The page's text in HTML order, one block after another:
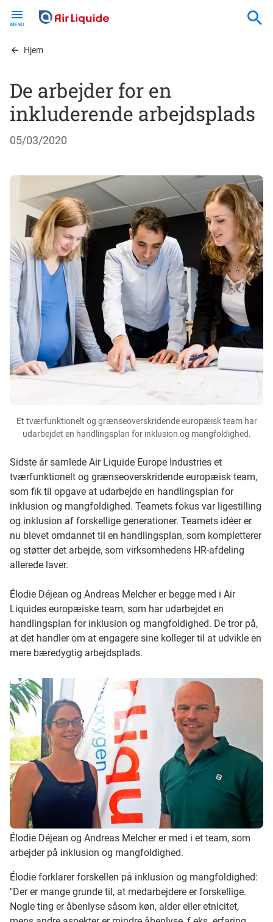
contentHjem
De arbejder for en
inkluderende arbejdsplads
05/03/2020
Et tværfunktionelt og grænseoverskridende europæisk team har
udarbejdet en handlingsplan for inklusion og mangfoldighed.
Sidste år samlede Air Liquide Europe Industries et
tværfunktionelt og grænseoverskridende europæisk team,
som fik til opgave at udarbejde en handlingsplan for
inklusion og mangfoldighed. Teamets fokus var ligestilling
og inklusion af forskellige generationer. Teamets idéer er
nu blevet omdannet til en handlingsplan, som kompletterer
og støtter det arbejde, som virksomhedens HR-afdeling
allerede laver.
Élodie Déjean og Andreas Melcher er begge med i Air
Liquides europæiske team, som har udarbejdet en
handlingsplan for inklusion og mangfoldighed. De tror på,
at det handler om at engagere sine kolleger til at udvikle en
mere bæredygtig arbejdsplads.
Élodie Déjean og Andreas Melcher er med i et team, som
arbejder på inklusion og mangfoldighed.
Élodie forklarer forskellen på inklusion og mangfoldighed:
"Der er mange grunde til, at medarbejdere er forskellige.
Nogle ting er åbenlyse såsom køn, alder eller etnicitet,